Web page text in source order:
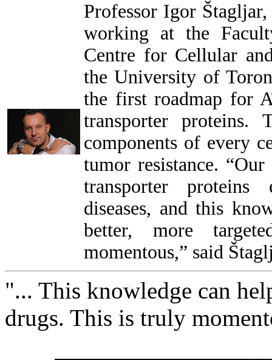
Professor Igor
working at the
Centre for Cellular
the University of
the first roadmap for
transporter proteins.
components of every
tumor resistance.
transporter
diseases, and this
better, more
momentous,” said
"... This knowledge can
drugs. This is truly